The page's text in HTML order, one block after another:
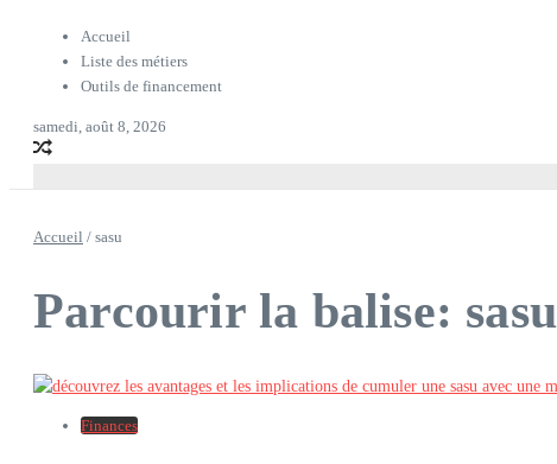
Accueil
Liste des métiers
Outils de financement
samedi, août 8, 2026
Accueil / sasu
Parcourir la balise: sasu
Finances